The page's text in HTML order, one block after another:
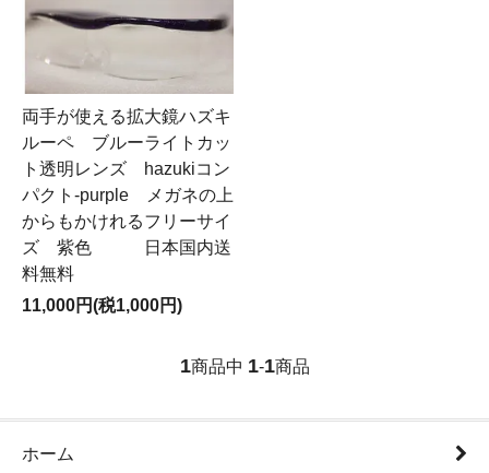
両手が使える拡大鏡ハズキ
ルーペ ブルーライトカッ
ト透明レンズ hazukiコン
パクト-purple メガネの上
からもかけれるフリーサイ
ズ 紫色 日本国内送
料無料
11,000円(税1,000円)
1商品中 1-1商品
ホーム